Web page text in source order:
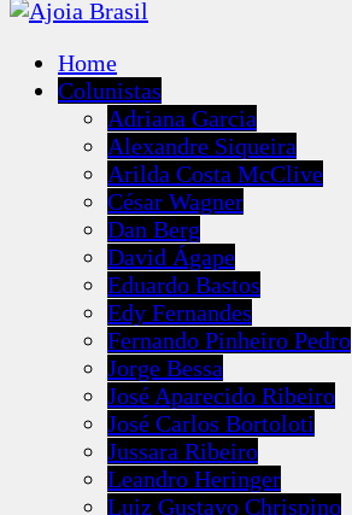
Home
Colunistas
Adriana Garcia
Alexandre Siqueira
Arilda Costa McClive
César Wagner
Dan Berg
David Ágape
Eduardo Bastos
Edy Fernandes
Fernando Pinheiro Pedro
Jorge Bessa
José Aparecido Ribeiro
José Carlos Bortoloti
Jussara Ribeiro
Leandro Heringer
Luiz Gustavo Chrispino